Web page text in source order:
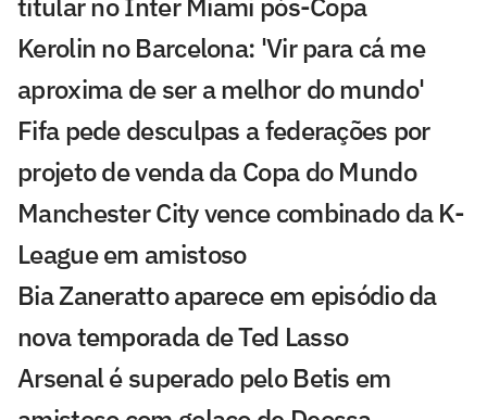
Kerolin no Barcelona: 'Vir para cá me
aproxima de ser a melhor do mundo'
Fifa pede desculpas a federações por
projeto de venda da Copa do Mundo
Manchester City vence combinado da K-
League em amistoso
Bia Zaneratto aparece em episódio da
nova temporada de Ted Lasso
Arsenal é superado pelo Betis em